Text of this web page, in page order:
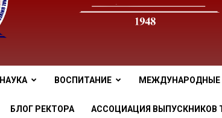
tnu
НАУКА ВОСПИТАНИЕ МЕЖДУНАРОДНЫЕ
БЛОГ РЕКТОРА АССОЦИАЦИЯ ВЫПУСКНИКОВ